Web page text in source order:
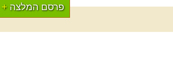
פרסם המלצה +